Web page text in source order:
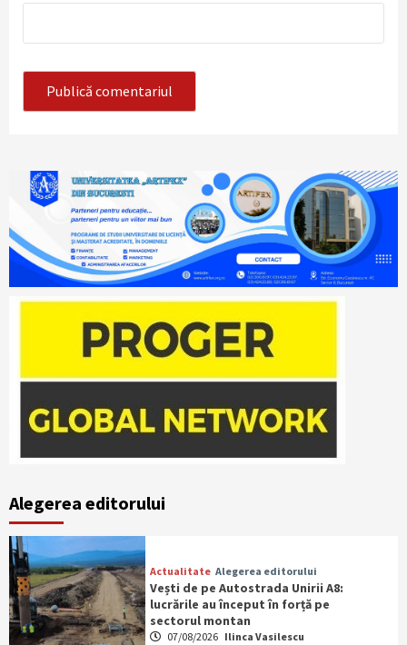
Alegerea editorului
Actualitate Alegerea editorului
Vești de pe Autostrada Unirii A8:
lucrările au început în forță pe
sectorul montan
07/08/2026 Ilinca Vasilescu